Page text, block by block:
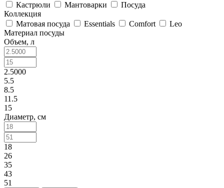
Кастрюли
Мантоварки
Посуда
Коллекция
Матовая посуда
Essentials Comfort
Leo
Материал посуды
Объем, л
2.5000
5.5
8.5
11.5
15
Диаметр, см
18
26
35
43
51